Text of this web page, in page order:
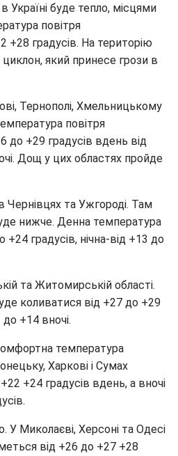
Україні буде тепло, місцями
повітря
+28 градусів. На територію
який принесе грози в
Тернополі, Хмельницькому
повітря
до +29 градусів вдень від
Дощ у цих областях пройде
Чернівцях та Ужгороді. Там
нижче. Денна температура
градусів, нічна-від +13 до
та Житомирській області.
коливатися від +27 до +29
+14 вночі.
температура
Харкові і Сумах
+24 градусів вдень, а вночі
У Миколаєві, Херсоні та Одесі
від +26 до +27 +28